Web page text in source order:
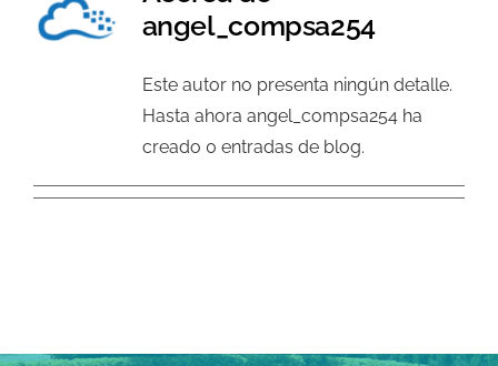
Galería
Social
angel_compsa254
Este autor no presenta ningún detalle.
Hasta ahora angel_compsa254 ha
creado 0 entradas de blog.